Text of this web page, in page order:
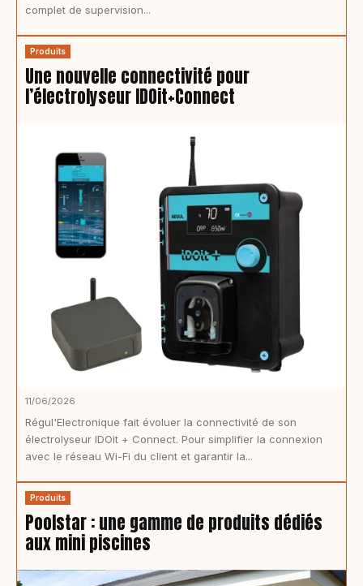
complet de supervision...
Produits
Une nouvelle connectivité pour
l’électrolyseur IDOit+Connect
11/06/2026
Régul'Electronique fait évoluer la connectivité de son
électrolyseur IDOit + Connect. Pour simplifier la connexion
avec le réseau Wi-Fi du client et garantir la...
Produits
Poolstar : une gamme de produits dédiés
aux mini piscines